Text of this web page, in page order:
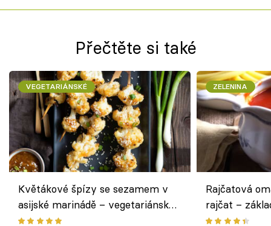
Přečtěte si také
VEGETARIÁNSKÉ
Květákové špízy se sezamem v
asijské marinádě – vegetariánská
chuťovka z grilu
ZELENINA
Rajčatová
rajčat –